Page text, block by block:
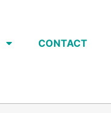
CONTACT